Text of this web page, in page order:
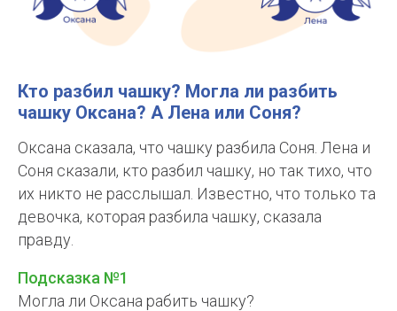
Кто разбил чашку? Могла ли разбить
чашку Оксана? А Лена или Соня?
Оксана сказала, что чашку разбила Соня. Лена и
Соня сказали, кто разбил чашку, но так тихо, что
их никто не расслышал. Известно, что только та
девочка, которая разбила чашку, сказала
правду.
Подсказка №1
Могла ли Оксана рабить чашку?